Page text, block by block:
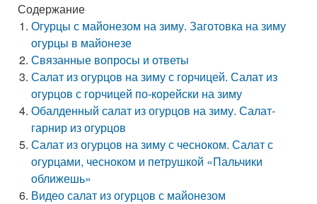
Содержание
Огурцы с майонезом на зиму. Заготовка на зиму
огурцы в майонезе
Связанные вопросы и ответы
Салат из огурцов на зиму с горчицей. Салат из
огурцов с горчицей по-корейски на зиму
Обалденный салат из огурцов на зиму. Салат-
гарнир из огурцов
Салат из огурцов на зиму с чесноком. Салат с
огурцами, чесноком и петрушкой «Пальчики
оближешь»
Видео салат из огурцов с майонезом